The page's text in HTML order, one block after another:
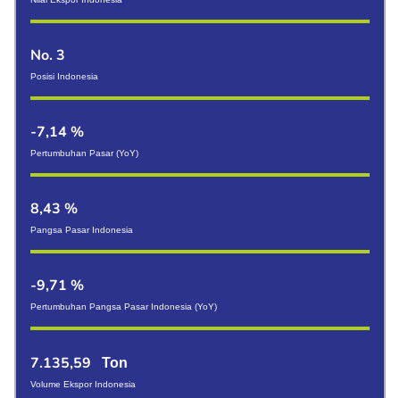
No. 3
Posisi Indonesia
-7,14 %
Pertumbuhan Pasar (YoY)
8,43 %
Pangsa Pasar Indonesia
-9,71 %
Pertumbuhan Pangsa Pasar Indonesia (YoY)
7.135,59 Ton
Volume Ekspor Indonesia